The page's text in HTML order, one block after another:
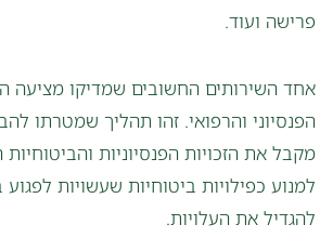
פרישה ועוד.
אחד השירותים החשובים שמדיקו מציעה
הפנסיוני והרפואי. זהו תהליך שמטרתו
מקבל את הזכויות הפנסיוניות והביטוחיות
למנוע כפילויות ביטוחיות שעשויות לפגוע
להגדיל את העלויות.